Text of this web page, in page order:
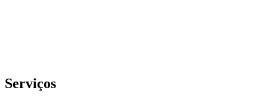
Serviços